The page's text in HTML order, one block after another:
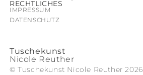
Tuschekunst
Nicole Reuther
© Tuschekunst Nicole Reuther 2026
RECHTLICHES
IMPRESSUM
DATENSCHUTZ